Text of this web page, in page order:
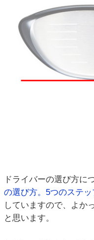
ドライバーの選び方に
の選び方。5つのステッ
していますので、よか
と思います。